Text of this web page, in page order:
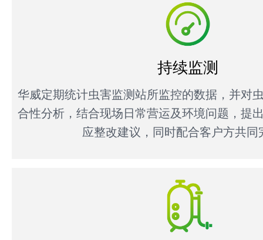
持续监测
华威定期统计虫害监测站所监控的数据，并对
合性分析，结合现场日常营运及环境问题，提
应整改建议，同时配合客户方共同